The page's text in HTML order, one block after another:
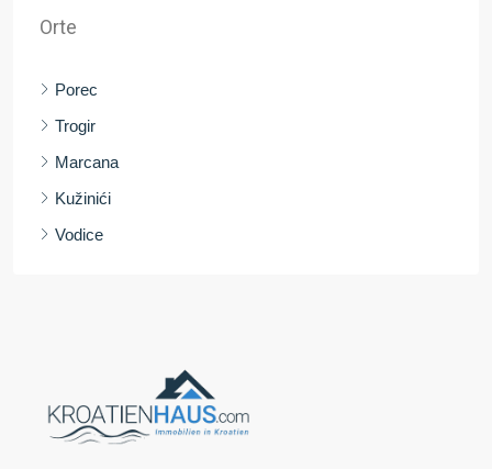
Orte
Porec
Trogir
Marcana
Kužinići
Vodice